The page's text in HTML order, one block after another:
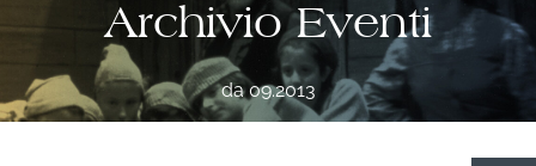
Archivio Eventi
da 09.2013